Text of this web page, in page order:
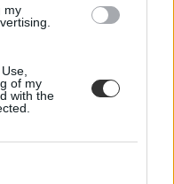
my
of my
with the